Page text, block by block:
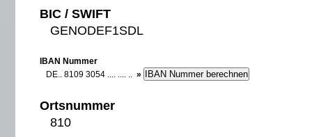
BIC / SWIFT
GENODEF1SDL
IBAN Nummer
DE.. 8109 3054 .... .... .. »
Ortsnummer
810